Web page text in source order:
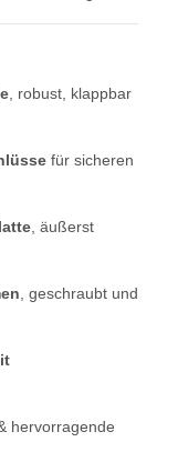
, robust, klappbar
für sicheren
, äußerst
, geschraubt und
hervorragende